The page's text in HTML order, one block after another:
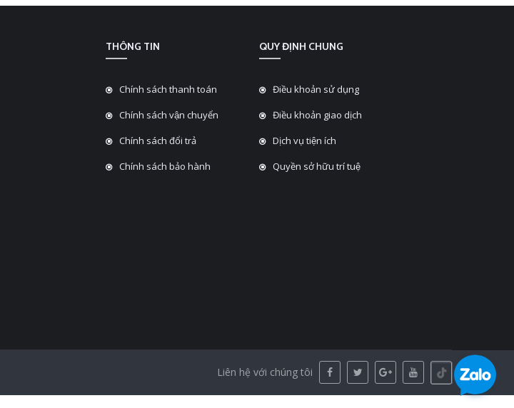
THÔNG TIN
Chính sách thanh toán
Chính sách vận chuyển
Chính sách đổi trả
Chính sách bảo hành
QUY ĐỊNH CHUNG
Điều khoản sử dụng
Điều khoản giao dịch
Dịch vụ tiện ích
Quyền sở hữu trí tuệ
Liên hệ với chúng tôi